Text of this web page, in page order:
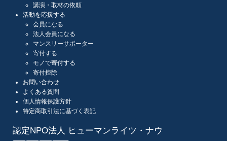
講演・取材の依頼
活動を応援する
会員になる
法人会員になる
マンスリーサポーター
寄付する
モノで寄付する
寄付控除
お問い合わせ
よくある質問
個人情報保護方針
特定商取引法に基づく表記
認定NPO法人 ヒューマンライツ・ナウ